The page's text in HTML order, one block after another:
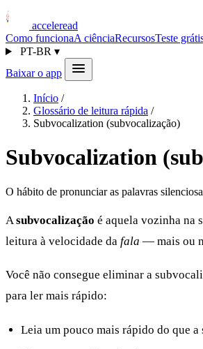
acceleread
Como funcionaA ciênciaRecursosTeste
PT-BR ▾
Baixar o app
Início /
Glossário de leitura rápida /
Subvocalization (subvocalização)
Subvocalization
O hábito de pronunciar as palavras
Asubvocalização é aquela vozinha na
leitura à velocidade da fala — mais ou
Você não consegue eliminar a
para ler mais rápido:
Leia um pouco mais rápido do que